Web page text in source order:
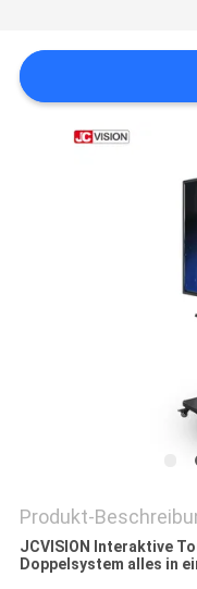
SITEMAP
Produkt-
JCVISION Interaktive
Doppelsystem alles in